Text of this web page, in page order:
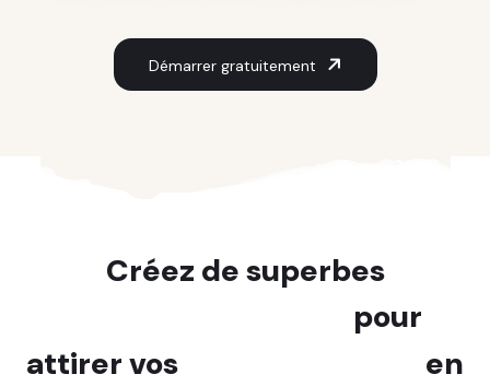
Démarrer gratuitement
Créez de superbes
pour
attirer vos
en